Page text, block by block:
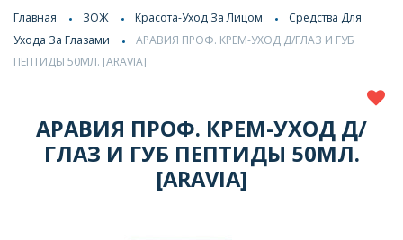
Главная ЗОЖ Красота-Уход За Лицом
Средства Для
Ухода За Глазами
АРАВИЯ ПРОФ. КРЕМ-УХОД Д/ГЛАЗ И ГУБ
ПЕПТИДЫ 50МЛ. [ARAVIA]
АРАВИЯ ПРОФ. КРЕМ-УХОД Д/
ГЛАЗ И ГУБ ПЕПТИДЫ 50МЛ.
[ARAVIA]